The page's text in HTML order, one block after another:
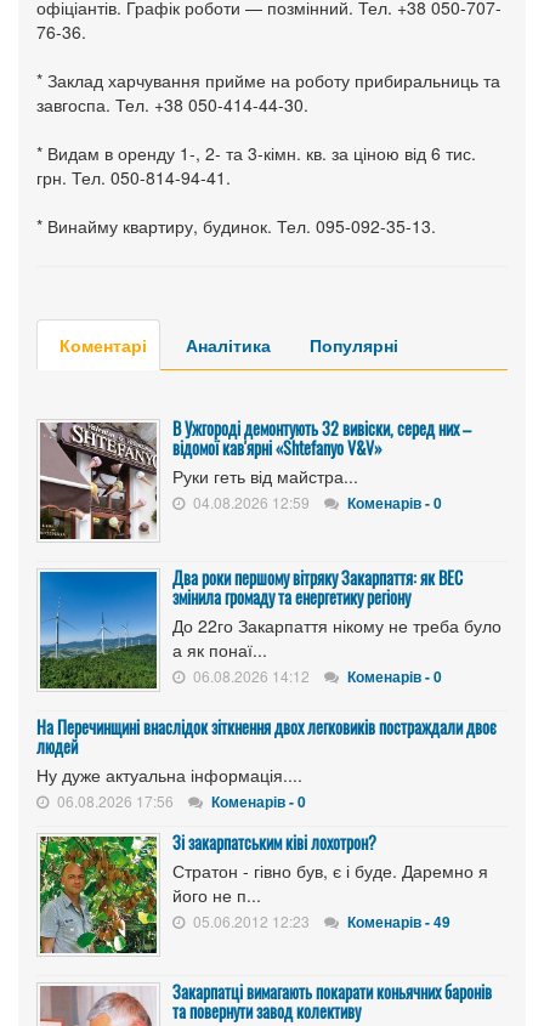
офіціантів. Графік роботи — позмінний. Тел. +38 050-707-
76-36.
* Заклад харчування прийме на роботу прибиральниць та
завгоспа. Тел. +38 050-414-44-30.
* Видам в оренду 1-, 2- та 3-кімн. кв. за ціною від 6 тис.
грн. Тел. 050-814-94-41.
* Винайму квартиру, будинок. Тел. 095-092-35-13.
Коментарі Аналітика Популярні
В Ужгороді демонтують 32 вивіски, серед них –
відомої кав'ярні «Shtefanyo V&V»
Руки геть від майстра...
04.08.2026 12:59 Коменарів - 0
Два роки першому вітряку Закарпаття: як ВЕС
змінила громаду та енергетику регіону
До 22го Закарпаття нікому не треба було
а як понаї...
06.08.2026 14:12 Коменарів - 0
На Перечинщині внаслідок зіткнення двох легковиків постраждали двоє
людей
Ну дуже актуальна інформація....
06.08.2026 17:56 Коменарів - 0
Зі закарпатським ківі лохотрон?
Стратон - гівно був, є і буде. Даремно я
його не п...
05.06.2012 12:23 Коменарів - 49
Закарпатці вимагають покарати коньячних баронів
та повернути завод колективу